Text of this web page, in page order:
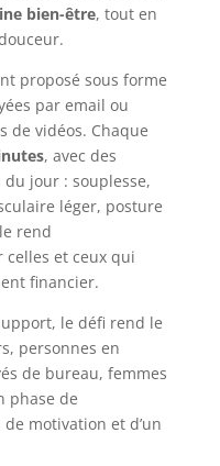
bien-être, tout en
proposé sous forme
par email ou
de vidéos. Chaque
, avec des
du jour : souplesse,
léger, posture
rend
et ceux qui
financier.
le défi rend le
personnes en
de bureau, femmes
phase de
motivation et d’un